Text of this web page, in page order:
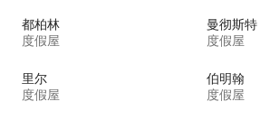
都柏林
度假屋
曼彻斯特
度假屋
里尔
度假屋
伯明翰
度假屋